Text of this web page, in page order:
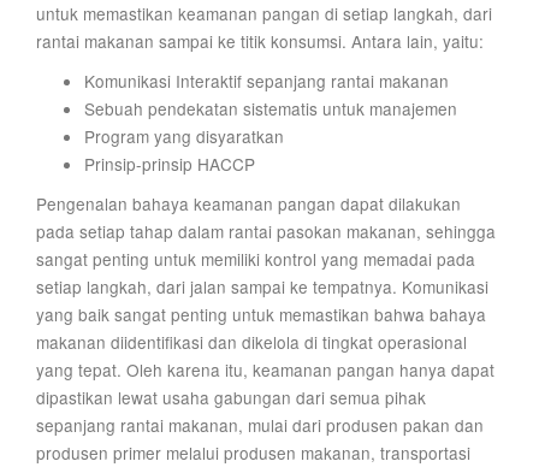
untuk memastikan keamanan pangan di setiap langkah, dari
rantai makanan sampai ke titik konsumsi. Antara lain, yaitu:
Komunikasi Interaktif sepanjang rantai makanan
Sebuah pendekatan sistematis untuk manajemen
Program yang disyaratkan
Prinsip-prinsip HACCP
Pengenalan bahaya keamanan pangan dapat dilakukan
pada setiap tahap dalam rantai pasokan makanan, sehingga
sangat penting untuk memiliki kontrol yang memadai pada
setiap langkah, dari jalan sampai ke tempatnya. Komunikasi
yang baik sangat penting untuk memastikan bahwa bahaya
makanan diidentifikasi dan dikelola di tingkat operasional
yang tepat. Oleh karena itu, keamanan pangan hanya dapat
dipastikan lewat usaha gabungan dari semua pihak
sepanjang rantai makanan, mulai dari produsen pakan dan
produsen primer melalui produsen makanan, transportasi